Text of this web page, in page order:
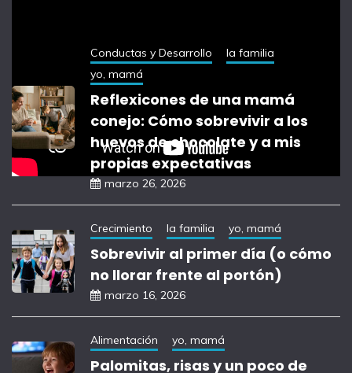
Conductas y Desarrollo
la familia
yo, mamá
Reflexicones de una mamá
conejo: Cómo sobrevivir a los
huevos de chocolate y a mis
propias expectativas
marzo 26, 2026
Crecimiento la familia yo, mamá
Sobrevivir al primer día (o cómo
no llorar frente al portón)
marzo 16, 2026
Alimentación yo, mamá
Palomitas, risas y un poco de